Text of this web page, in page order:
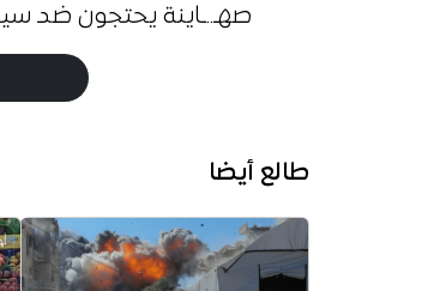
صهـ..ـاينة يحتجون ضد
طالع أيضا